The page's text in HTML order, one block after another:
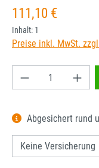
Regulärer Preis:
111,10 €
Inhalt: 1
Preise inkl. MwSt.
Produkt
Abgesichert rund